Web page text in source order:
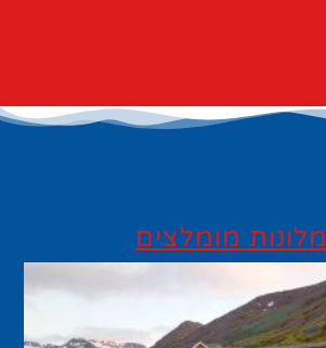
מלונות מומלצים